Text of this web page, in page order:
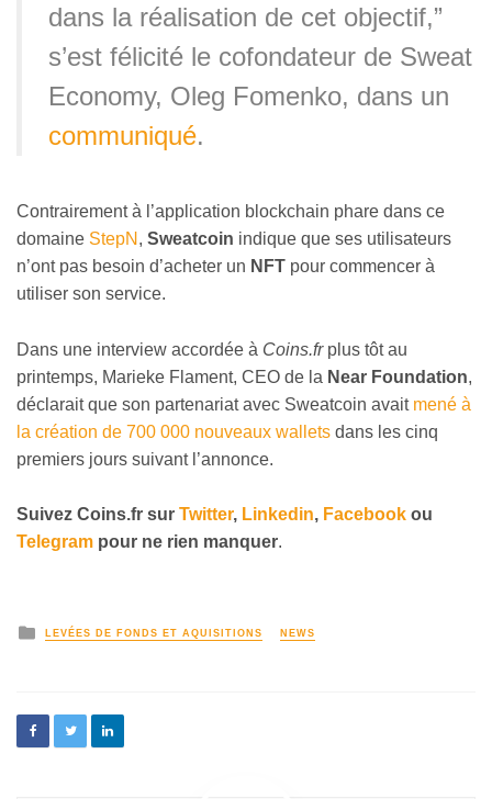
dans la réalisation de cet objectif,”
s’est félicité le cofondateur de Sweat
Economy, Oleg Fomenko, dans un
communiqué.
Contrairement à l’application blockchain phare dans ce
domaine StepN , Sweatcoin indique que ses utilisateurs
n’ont pas besoin d’acheter un NFT pour commencer à
utiliser son service.
Dans une interview accordée à Coins.frplus tôt au
printemps, Marieke Flament, CEO de la Near Foundation,
déclarait que son partenariat avec Sweatcoin avait mené à
la création de 700 000 nouveaux wallets dans les cinq
premiers jours suivant l’annonce.
Suivez Coins.fr sur Twitter, Linkedin, Facebook ou
Telegram pour ne rien manquer.
LEVÉES DE FONDS ET AQUISITIONS NEWS